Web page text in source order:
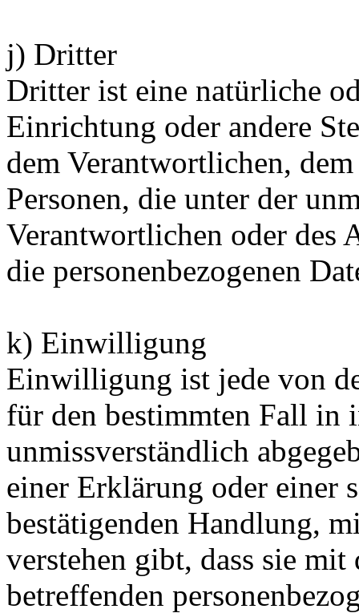
j) Dritter
Dritter ist eine natürliche
Einrichtung oder andere
dem Verantwortlichen,
Personen, die unter der
Verantwortlichen oder des
die personenbezogenen
k) Einwilligung
Einwilligung ist jede von
für den bestimmten Fall in
unmissverständlich
einer Erklärung oder einer
bestätigenden Handlung,
verstehen gibt, dass sie
betreffenden